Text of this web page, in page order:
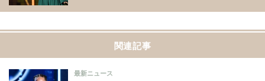
関連記事
最新ニュース